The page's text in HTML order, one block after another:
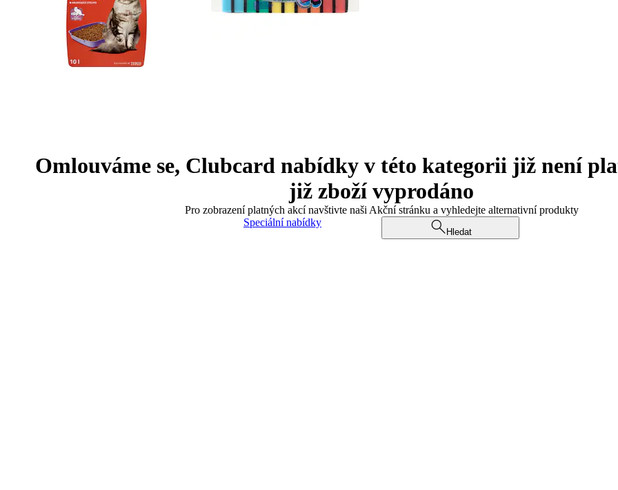
Omlouváme se, Clubcard nabídky v této kategorii již není
již zboží vyprodáno
Pro zobrazení platných akcí navštivte naši Akční stránku a vyhledejte alternativní produkty
Speciální nabídky
Hledat